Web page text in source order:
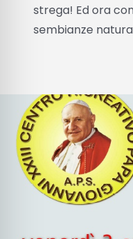
strega! Ed ora
sembianze